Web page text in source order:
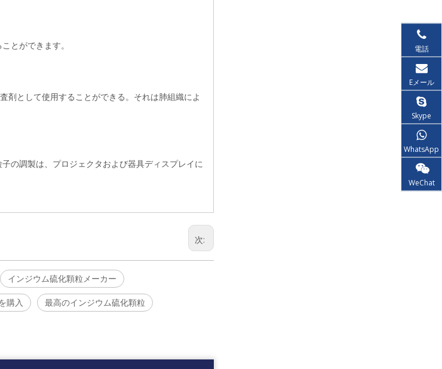
とができます。
剤として使用することができる。それは肺組織によ
の調製は、プロジェクタおよび器具ディスプレイに
次:
インジウム硫化顆粒メーカー
購入 最高のインジウム硫化顆粒
電話
Eメール
Skype
WhatsApp
WeChat